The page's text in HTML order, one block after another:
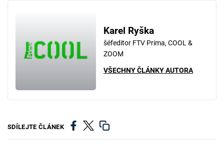
Karel Ryška
šéfeditor FTV Prima, COOL &
ZOOM
VŠECHNY ČLÁNKY AUTORA
SDÍLEJTE ČLÁNEK